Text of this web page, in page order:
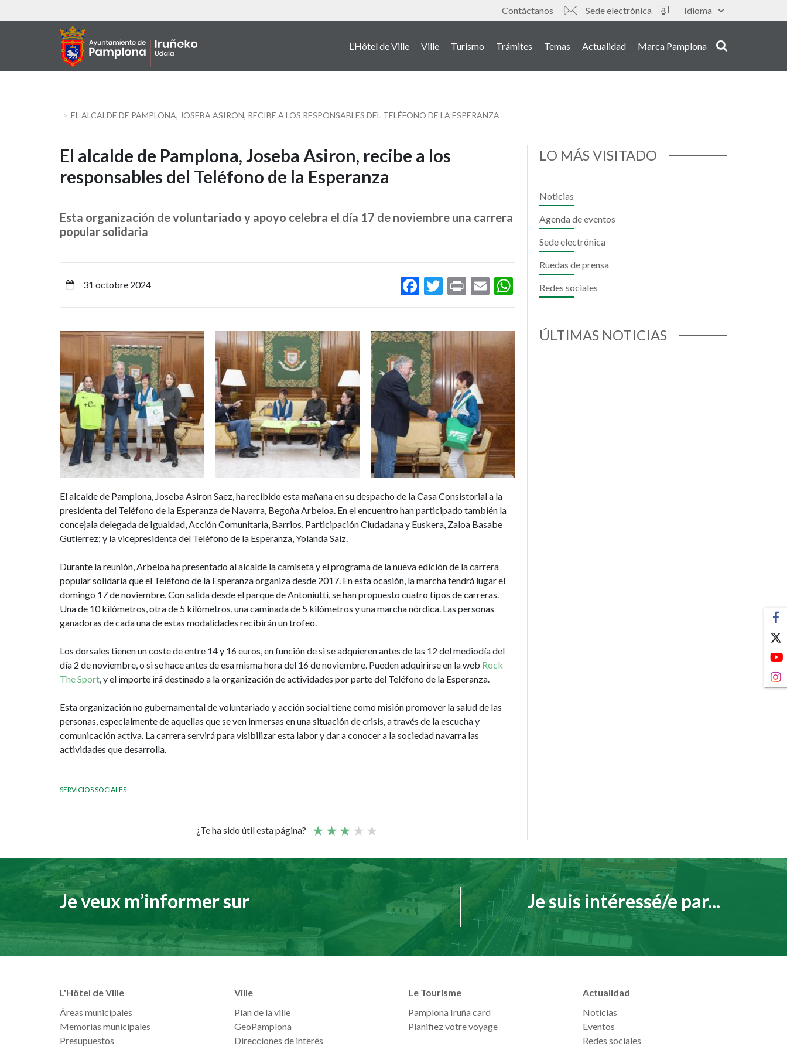
au
Idioma
Outils
Contáctanos Sede electrónica
L’Hôtel de Ville Ville Turismo Trámites Temas Actualidad Marca Pamplona
EL ALCALDE DE PAMPLONA, JOSEBA ASIRON, RECIBE A LOS RESPONSABLES DEL TELÉFONO DE LA ESPERANZA
El
alcalde
de
Pamplona,
Asiron,
a
los
responsables
del
Teléfono
de
la
Esperanza
El alcalde de Pamplona, Joseba Asiron, recibe a los
responsables del Teléfono de la Esperanza
Esta organización de voluntariado y apoyo celebra el día 17 de noviembre una carrera
popular solidaria
31 octobre 2024 Facebook
Twitter
PrintEmailWhatsApp
Imagen Imagen Imagen
El alcalde de Pamplona, Joseba Asiron Saez, ha recibido esta mañana en su despacho de la Casa Consistorial a la
presidenta del Teléfono de la Esperanza de Navarra, Begoña Arbeloa. En el encuentro han participado también la
concejala delegada de Igualdad, Acción Comunitaria, Barrios, Participación Ciudadana y Euskera, Zaloa Basabe
Gutierrez; y la vicepresidenta del Teléfono de la Esperanza, Yolanda Saiz.
Durante la reunión, Arbeloa ha presentado al alcalde la camiseta y el programa de la nueva edición de la carrera
popular solidaria que el Teléfono de la Esperanza organiza desde 2017. En esta ocasión, la marcha tendrá lugar el
domingo 17 de noviembre. Con salida desde el parque de Antoniutti, se han propuesto cuatro tipos de carreras.
Una de 10 kilómetros, otra de 5 kilómetros, una caminada de 5 kilómetros y una marcha nórdica. Las personas
ganadoras de cada una de estas modalidades recibirán un trofeo.
Los dorsales tienen un coste de entre 14 y 16 euros, en función de si se adquieren antes de las 12 del mediodía del
día 2 de noviembre, o si se hace antes de esa misma hora del 16 de noviembre. Pueden adquirirse en la web Rock
The Sport, y el importe irá destinado a la organización de actividades por parte del Teléfono de la Esperanza.
Esta organización no gubernamental de voluntariado y acción social tiene como misión promover la salud de las
personas, especialmente de aquellas que se ven inmersas en una situación de crisis, a través de la escucha y
comunicación activa. La carrera servirá para visibilizar esta labor y dar a conocer a la sociedad navarra las
actividades que desarrolla.
SERVICIOS SOCIALES
¿Te ha sido útil esta página?
LO MÁS VISITADO
Noticias
Agenda de eventos
Sede electrónica
Ruedas de prensa
Redes sociales
ÚLTIMAS NOTICIAS
Je veux m’informer sur Je suis intéressé/e par...
L'Hôtel de Ville
Áreas municipales
Memorias municipales
Presupuestos
Ville
Plan de la ville
GeoPamplona
Direcciones de interés
Le Tourisme
Pamplona Iruña card
Planifiez votre voyage
Actualidad
Noticias
Eventos
Redes sociales